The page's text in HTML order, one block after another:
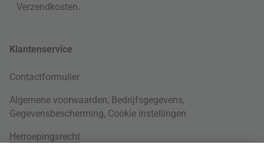
Verzendkosten
Klantenservice
Contactformulier
Algemene voorwaarden, Bedrijfsgegevens,
Gegevensbescherming, Cookie instellingen
Herroepingsrecht